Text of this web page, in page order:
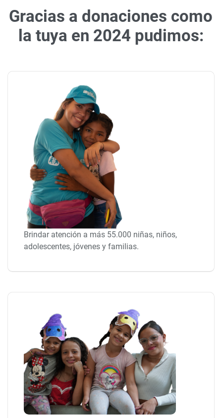
Gracias a donaciones como
la tuya en 2024 pudimos:
Brindar atención a más 55.000 niñas, niños,
adolescentes, jóvenes y familias.